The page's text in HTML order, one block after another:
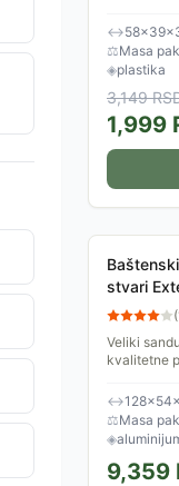
mogu...
↔
⚖Masa
◈plastika
3,149
1,999
stvari
(
Veliki
kvalitetne
ili
↔
⚖Masa
◈
9,359